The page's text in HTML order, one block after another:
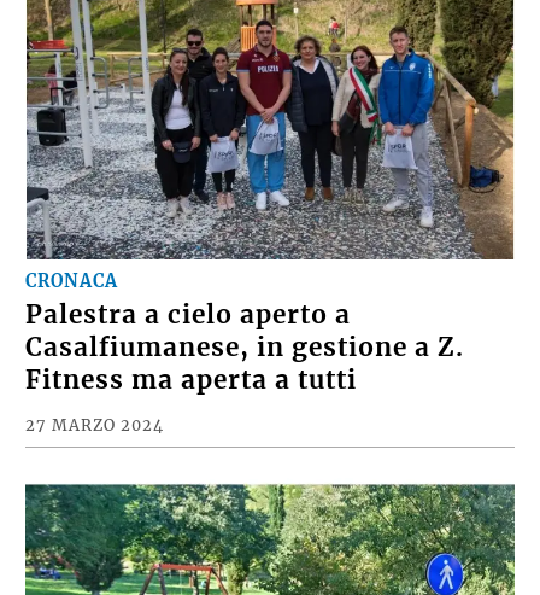
CRONACA
Palestra a cielo aperto a
Casalfiumanese, in gestione a Z.
Fitness ma aperta a tutti
27 MARZO 2024